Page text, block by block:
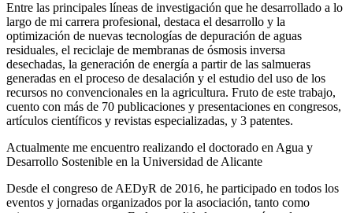
Entre las principales líneas de investigación que he desarrollado a lo
largo de mi carrera profesional, destaca el desarrollo y la
optimización de nuevas tecnologías de depuración de aguas
residuales, el reciclaje de membranas de ósmosis inversa
desechadas, la generación de energía a partir de las salmueras
generadas en el proceso de desalación y el estudio del uso de los
recursos no convencionales en la agricultura. Fruto de este trabajo,
cuento con más de 70 publicaciones y presentaciones en congresos,
artículos científicos y revistas especializadas, y 3 patentes.
Actualmente me encuentro realizando el doctorado en Agua y
Desarrollo Sostenible en la Universidad de Alicante
Desde el congreso de AEDyR de 2016, he participado en todos los
eventos y jornadas organizados por la asociación, tanto como